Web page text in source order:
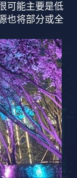
可能主要是低
也将部分或全